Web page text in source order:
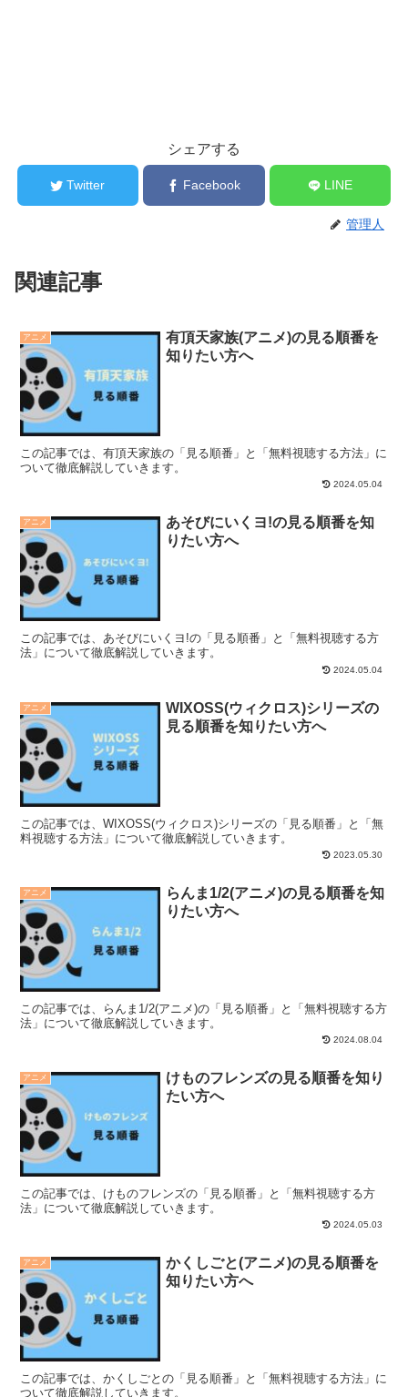
シェアする
Twitter Facebook LINE
管理人
関連記事
アニメ
有頂天家族(アニメ)の見る順番を
知りたい方へ
この記事では、有頂天家族の「見る順番」と「無料視聴する方法」に
ついて徹底解説していきます。
2024.05.04
アニメ
あそびにいくヨ!の見る順番を知
りたい方へ
この記事では、あそびにいくヨ!の「見る順番」と「無料視聴する方
法」について徹底解説していきます。
2024.05.04
アニメ
WIXOSS(ウィクロス)シリーズの
見る順番を知りたい方へ
この記事では、WIXOSS(ウィクロス)シリーズの「見る順番」と「無
料視聴する方法」について徹底解説していきます。
2023.05.30
アニメ
らんま1/2(アニメ)の見る順番を知
りたい方へ
この記事では、らんま1/2(アニメ)の「見る順番」と「無料視聴する方
法」について徹底解説していきます。
2024.08.04
アニメ
けものフレンズの見る順番を知り
たい方へ
この記事では、けものフレンズの「見る順番」と「無料視聴する方
法」について徹底解説していきます。
2024.05.03
アニメ
かくしごと(アニメ)の見る順番を
知りたい方へ
この記事では、かくしごとの「見る順番」と「無料視聴する方法」に
ついて徹底解説していきます。